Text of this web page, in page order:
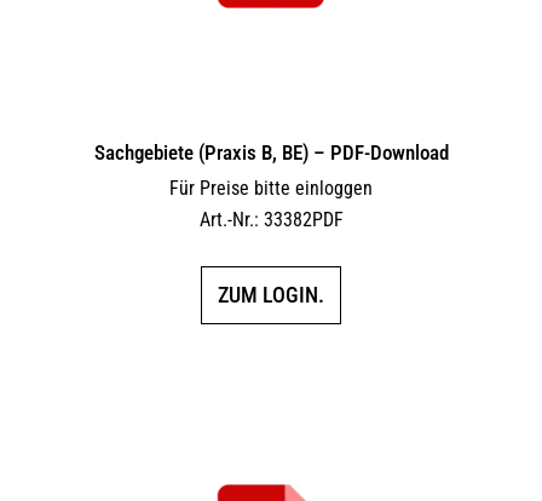
Sachgebiete (Praxis B, BE) – PDF-Download
Für Preise bitte einloggen
Art.-Nr.: 33382PDF
ZUM LOGIN.